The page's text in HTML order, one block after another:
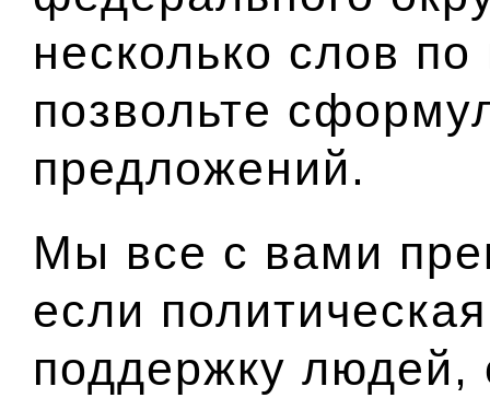
несколько слов
позвольте
предложений.
Мы все с вами
если
поддержку людей,